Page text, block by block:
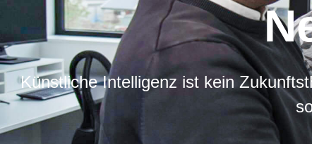
Künstliche Intelligenz ist kein